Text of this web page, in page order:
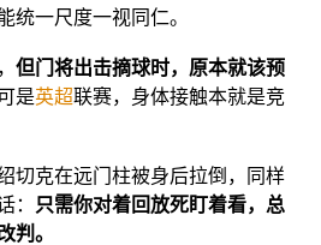
统一尺度一视同仁。
但门将出击摘球时，原本就该预
是英超联赛，身体接触本就是竞
切克在远门柱被身后拉倒，同样
：
只需你对着回放死盯着看，总
判。